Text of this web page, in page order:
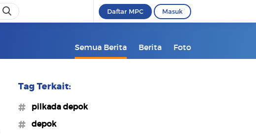
Daftar MPC Masuk
Semua Berita Berita Foto
Tag Terkait:
#pilkada depok
#depok